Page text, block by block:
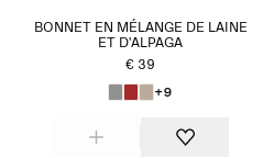
BONNET EN MÉLANGE DE LAINE
ET D'ALPAGA
€ 39
+9